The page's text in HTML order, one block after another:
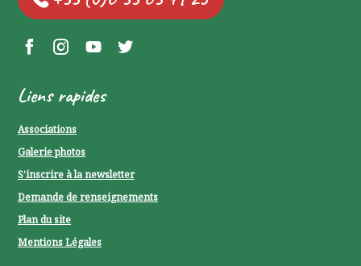
Facebook Lerchenberg
Instagram Lerchenberg
YouTube Lerchenberg
Twitter Lerchenberg
Liens rapides
Associations
Galerie photos
S’inscrire à la newsletter
Demande de renseignements
Plan du site
Mentions Légales